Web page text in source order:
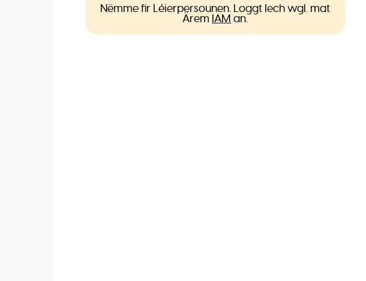
Nëmme fir Léierpersounen. Loggt Iech wgl. mat
Ärem IAM an.